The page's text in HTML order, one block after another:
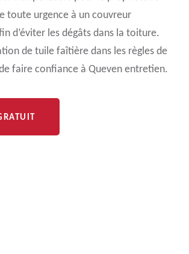
toute urgence à un couvreur
d’éviter les dégâts dans la toiture.
de tuile faîtière dans les règles de
faire confiance à Queven entretien.